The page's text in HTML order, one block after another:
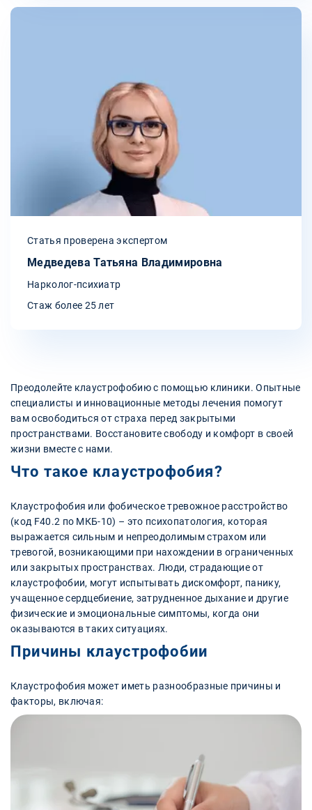
Статья проверена экспертом
Медведева Татьяна Владимировна
Нарколог-психиатр
Стаж более 25 лет
Преодолейте клаустрофобию с помощью клиники. Опытные
специалисты и инновационные методы лечения помогут
вам освободиться от страха перед закрытыми
пространствами. Восстановите свободу и комфорт в своей
жизни вместе с нами.
Что такое клаустрофобия?
Клаустрофобия или фобическое тревожное расстройство
(код F40.2 по МКБ-10) – это психопатология, которая
выражается сильным и непреодолимым страхом или
тревогой, возникающими при нахождении в ограниченных
или закрытых пространствах. Люди, страдающие от
клаустрофобии, могут испытывать дискомфорт, панику,
учащенное сердцебиение, затрудненное дыхание и другие
физические и эмоциональные симптомы, когда они
оказываются в таких ситуациях.
Причины клаустрофобии
Клаустрофобия может иметь разнообразные причины и
факторы, включая: